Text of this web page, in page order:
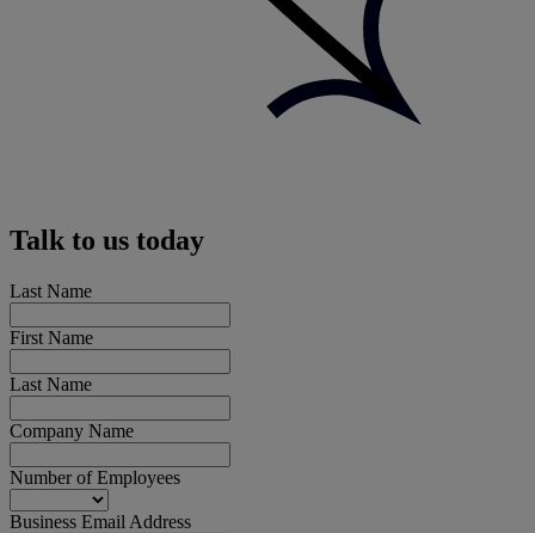
Talk to us today
Last Name
First Name
Last Name
Company Name
Number of Employees
Business Email Address